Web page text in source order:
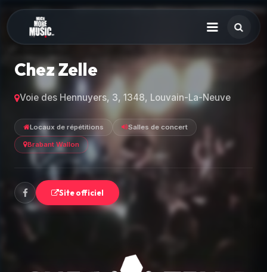
Chez Zelle
Voie des Hennuyers, 3, 1348, Louvain-La-Neuve
Locaux de répétitions Salles de concert
Brabant Wallon
Site officiel